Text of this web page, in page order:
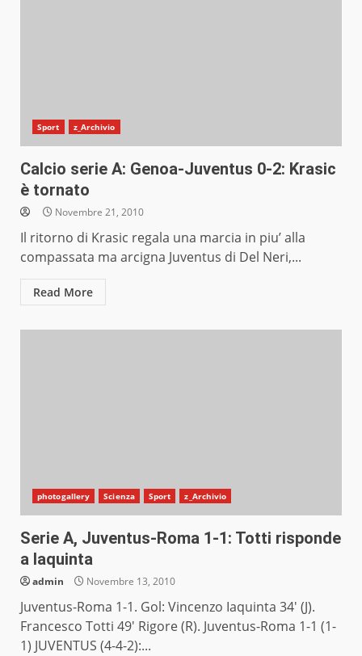
Sport z_Archivio
Calcio serie A: Genoa-Juventus 0-2: Krasic
è tornato
Novembre 21, 2010
Il ritorno di Krasic regala una marcia in piu’ alla
compassata ma arcigna Juventus di Del Neri,...
Read More
photogallery Scienza Sport z_Archivio
Serie A, Juventus-Roma 1-1: Totti risponde
a Iaquinta
admin Novembre 13, 2010
Juventus-Roma 1-1. Gol: Vincenzo Iaquinta 34′ (J).
Francesco Totti 49′ Rigore (R). Juventus-Roma 1-1 (1-
1) JUVENTUS (4-4-2):...